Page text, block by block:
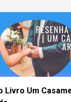
Livro Um